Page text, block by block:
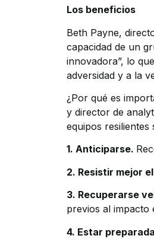
Los beneficios
Beth Payne,
capacidad de un
innovadora”, lo
adversidad y a la
¿Por qué es
y director de
equipos resilientes
1. Anticiparse.
2. Resistir mejor
3. Recuperarse
previos al impacto
4. Estar